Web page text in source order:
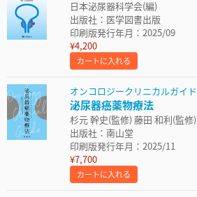
日本泌尿器科学会(編)
出版社：医学図書出版
印刷版発行年月：2025/09
¥4,200
カートに入れる
オンコロジークリニカルガイド
泌尿器癌薬物療法
杉元 幹史(監修) 藤田 和利(監修)
出版社：南山堂
印刷版発行年月：2025/11
¥7,700
カートに入れる